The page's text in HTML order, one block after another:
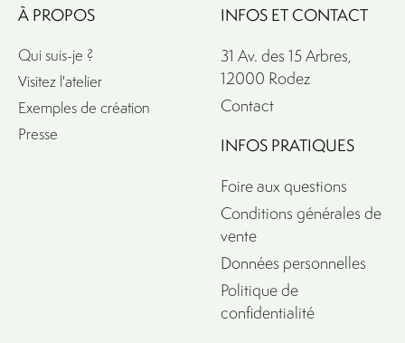
À PROPOS
Qui suis-je ?
Visitez l'atelier
Exemples de création
Presse
INFOS ET CONTACT
31 Av. des 15 Arbres,
12000 Rodez
Contact
INFOS PRATIQUES
Foire aux questions
Conditions générales de
vente
Données personnelles
Politique de
confidentialité